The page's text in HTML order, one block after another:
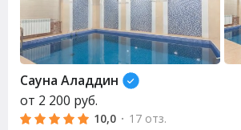
Сауна Аладдин
от 2 200 руб.
10,0 · 17 отз.